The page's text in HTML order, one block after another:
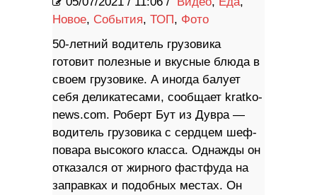
Новое, События, ТОП, Фото
50-летний водитель грузовика
готовит полезные и вкусные блюда в
своем грузовике. А иногда балует
себя деликатесами, сообщает kratko-
news.com. Роберт Бут из Дувра —
водитель грузовика с сердцем шеф-
повара высокого класса. Однажды он
отказался от жирного фастфуда на
заправках и подобных местах. Он